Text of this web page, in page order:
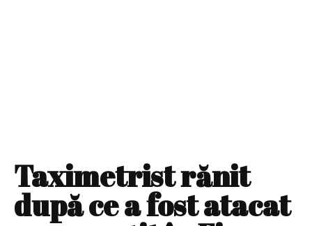
Taximetrist rănit
după ce a fost atacat